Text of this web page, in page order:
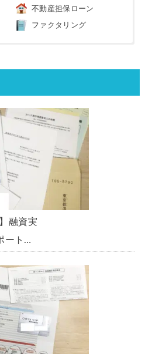
不動産担保ローン
ファクタリング
融資実
ート
られま
しま